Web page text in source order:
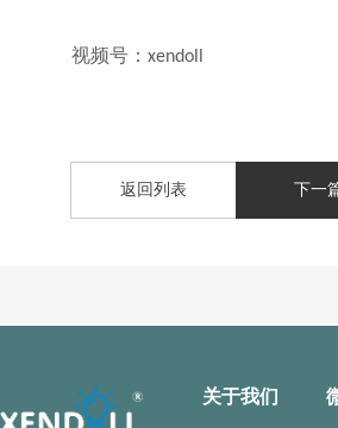
视频号： xendoll
返回列表 下一
关于我们